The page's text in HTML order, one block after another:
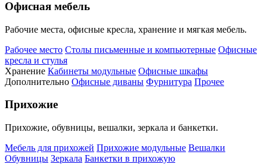
Офисная мебель
Рабочие места, офисные кресла, хранение и мягкая мебель.
Рабочее место Столы письменные и компьютерные Офисные
кресла и стулья
Хранение Кабинеты модульные Офисные шкафы
Дополнительно Офисные диваны Фурнитура Прочее
Прихожие
Прихожие, обувницы, вешалки, зеркала и банкетки.
Мебель для прихожей Прихожие модульные Вешалки
Обувницы Зеркала Банкетки в прихожую